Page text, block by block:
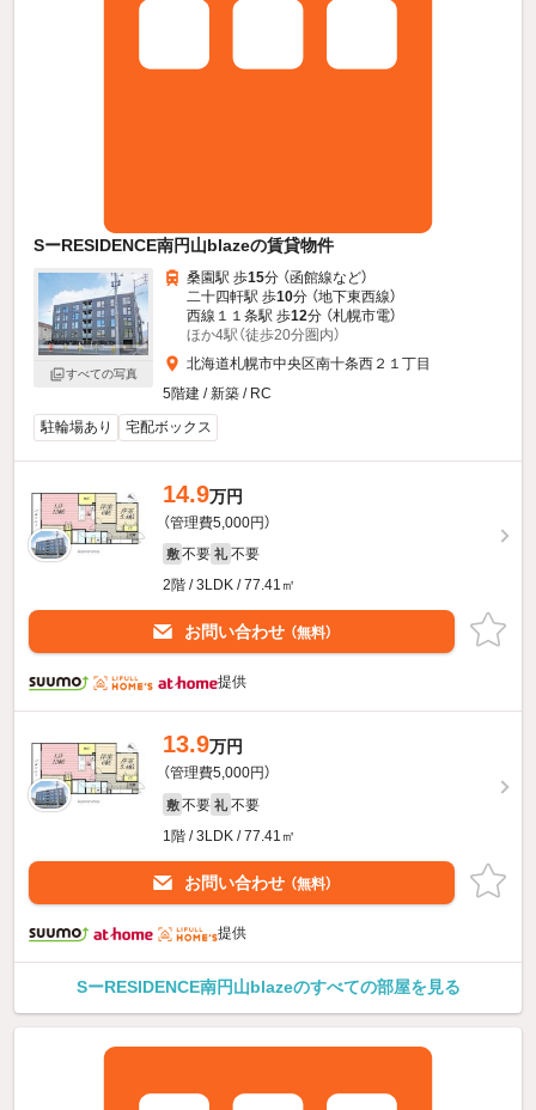
SーRESIDENCE南円山blazeの賃貸物件
すべての写真
桑園駅 歩15分 （函館線など）
二十四軒駅 歩10分 （地下東西線）
西線１１条駅 歩12分 （札幌市電）
ほか4駅（徒歩20分圏内）
北海道札幌市中央区南十条西２１丁目
5階建 / 新築 / RC
駐輪場あり
宅配ボックス
14.9万円
（管理費5,000円）
敷 不要 礼 不要
2階 / 3LDK / 77.41㎡
お問い合わせ （無料）
提供
13.9万円
（管理費5,000円）
敷 不要 礼 不要
1階 / 3LDK / 77.41㎡
お問い合わせ （無料）
提供
SーRESIDENCE南円山blazeのすべての部屋を見る